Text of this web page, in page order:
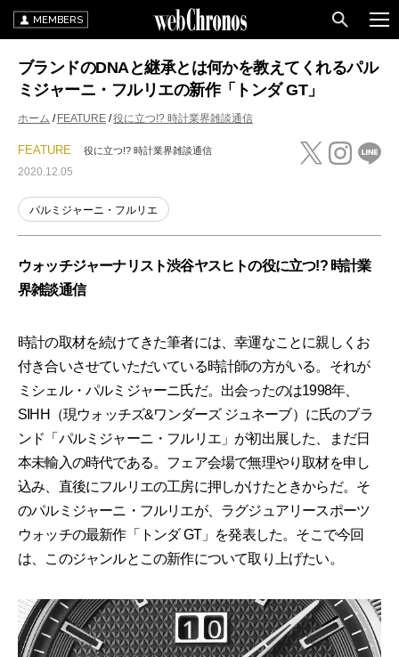
MEMBERS
ブランドのDNAと継承とは何かを教えてくれるパル
ミジャーニ・フルリエの新作「トンダ GT」
ホーム FEATURE 役に立つ!? 時計業界雑談通信
FEATURE 役に立つ!? 時計業界雑談通信
2020.12.05
パルミジャーニ・フルリエ
ウォッチジャーナリスト渋谷ヤスヒトの役に立つ!? 時計業
界雑談通信
時計の取材を続けてきた筆者には、幸運なことに親しくお
付き合いさせていただいている時計師の方がいる。それが
ミシェル・パルミジャーニ氏だ。出会ったのは1998年、
SIHH（現ウォッチズ&ワンダーズ ジュネーブ）に氏のブラ
ンド「パルミジャーニ・フルリエ」が初出展した、まだ日
本未輸入の時代である。フェア会場で無理やり取材を申し
込み、直後にフルリエの工房に押しかけたときからだ。そ
のパルミジャーニ・フルリエが、ラグジュアリースポーツ
ウォッチの最新作「トンダ GT」を発表した。そこで今回
は、このジャンルとこの新作について取り上げたい。